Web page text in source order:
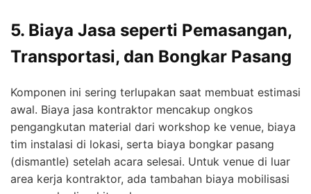
5. Biaya Jasa seperti Pemasangan,
Transportasi, dan Bongkar Pasang
Komponen ini sering terlupakan saat membuat estimasi
awal. Biaya jasa kontraktor mencakup ongkos
pengangkutan material dari workshop ke venue, biaya
tim instalasi di lokasi, serta biaya bongkar pasang
(dismantle) setelah acara selesai. Untuk venue di luar
area kerja kontraktor, ada tambahan biaya mobilisasi